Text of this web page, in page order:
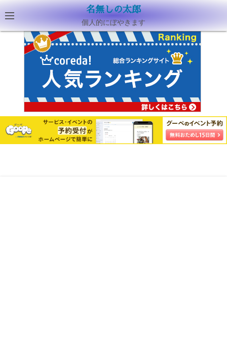
名無しの太郎
個人的にぼやきます